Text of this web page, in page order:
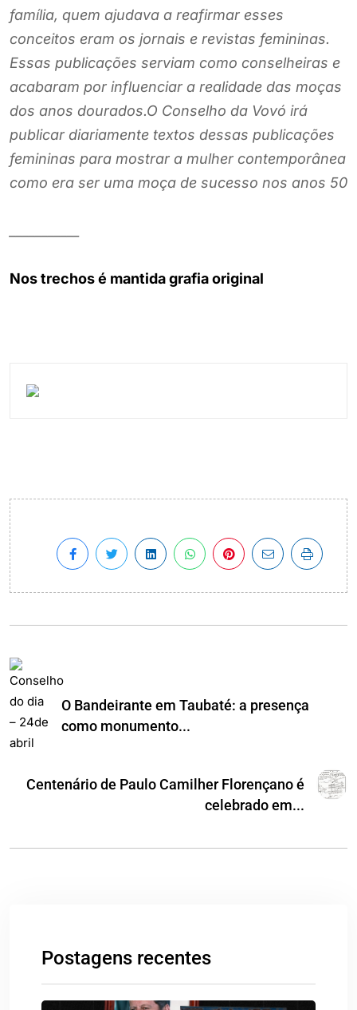
família, quem ajudava a reafirmar esses
conceitos eram os jornais e revistas femininas.
Essas publicações serviam como conselheiras e
acabaram por influenciar a realidade das moças
dos anos dourados.O Conselho da Vovó irá
publicar diariamente textos dessas publicações
femininas para mostrar a mulher contemporânea
como era ser uma moça de sucesso nos anos 50
Nos trechos é mantida grafia original
O Bandeirante em Taubaté: a presença
como monumento...
Centenário de Paulo Camilher Florençano é
celebrado em...
Postagens recentes